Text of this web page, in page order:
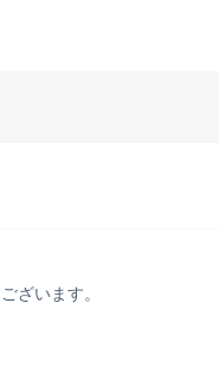
ざいます。